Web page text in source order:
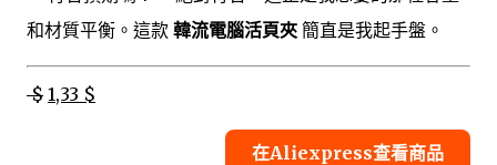
和材質平衡。這款 韓流電腦活頁夾 簡直是我起手盤。
$ 1,33 $
在Aliexpress查看商品